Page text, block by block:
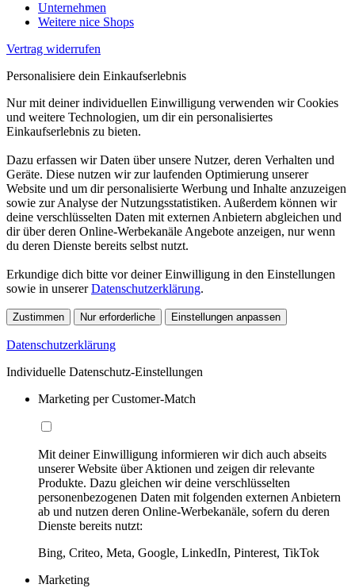
Unternehmen
Weitere nice Shops
Vertrag widerrufen
Personalisiere dein Einkaufserlebnis
Nur mit deiner individuellen Einwilligung verwenden wir Cookies
und weitere Technologien, um dir ein personalisiertes
Einkaufserlebnis zu bieten.
Dazu erfassen wir Daten über unsere Nutzer, deren Verhalten und
Geräte. Diese nutzen wir zur laufenden Optimierung unserer
Website und um dir personalisierte Werbung und Inhalte anzuzeigen
sowie zur Analyse der Nutzungsstatistiken. Außerdem können wir
deine verschlüsselten Daten mit externen Anbietern abgleichen und
dir über deren Online-Werbekanäle Angebote anzeigen, nur wenn
du deren Dienste bereits selbst nutzt.
Erkundige dich bitte vor deiner Einwilligung in den Einstellungen
sowie in unsererDatenschutzerklärung.
Zustimmen Nur erforderliche Einstellungen anpassen
Datenschutzerklärung
Individuelle Datenschutz-Einstellungen
Marketing per Customer-Match
Mit deiner Einwilligung informieren wir dich auch abseits
unserer Website über Aktionen und zeigen dir relevante
Produkte. Dazu gleichen wir deine verschlüsselten
personenbezogenen Daten mit folgenden externen Anbietern
ab und nutzen deren Online-Werbekanäle, sofern du deren
Dienste bereits nutzt:
Bing, Criteo, Meta, Google, LinkedIn, Pinterest, TikTok
Marketing